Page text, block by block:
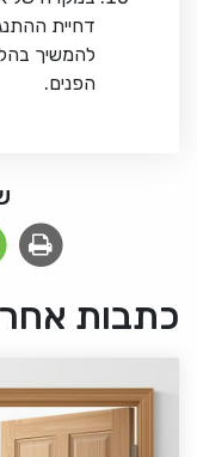
דחיית
להמשיך
הפנים.
כתבות